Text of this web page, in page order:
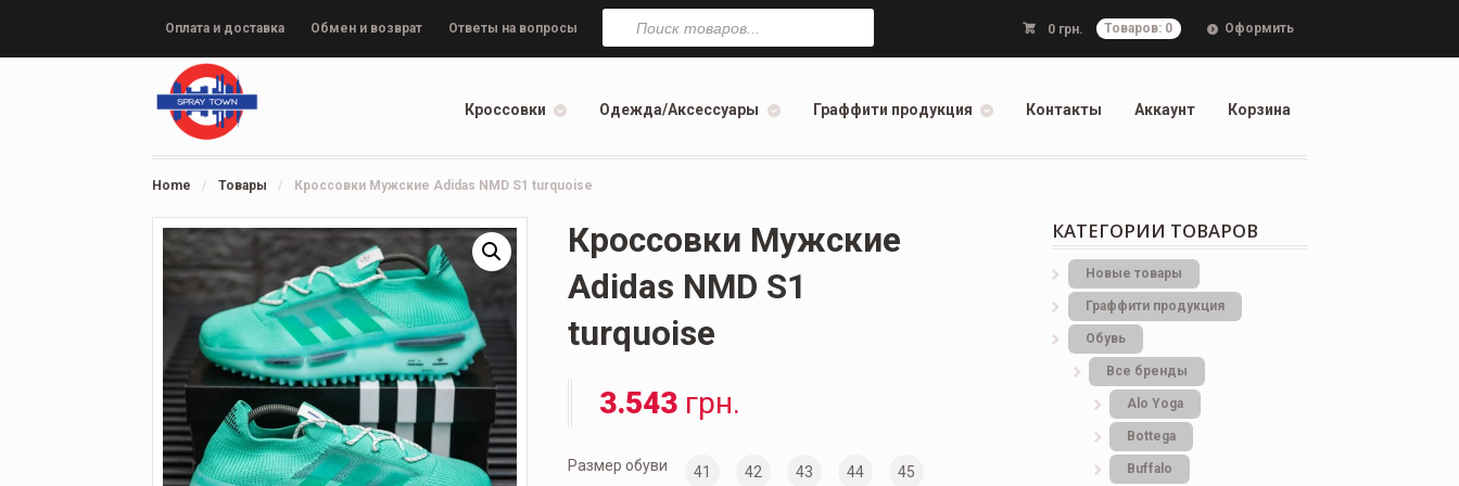
Оплата и доставка Обмен и возврат Ответы на вопросы 0 грн. Товаров: 0 Оформить
Поиск
товаров
Кроссовки Одежда/Аксессуары Граффити продукция Контакты Аккаунт Корзина
Home / Товары / Кроссовки Мужские Adidas NMD S1 turquoise
Кроссовки Мужские
Adidas NMD S1
turquoise
3.543 грн.
Размер обуви 41 42 43 44 45
КАТЕГОРИИ ТОВАРОВ
Новые товары
Граффити продукция
Обувь
Все бренды
Alo Yoga
Bottеga
Buffalo